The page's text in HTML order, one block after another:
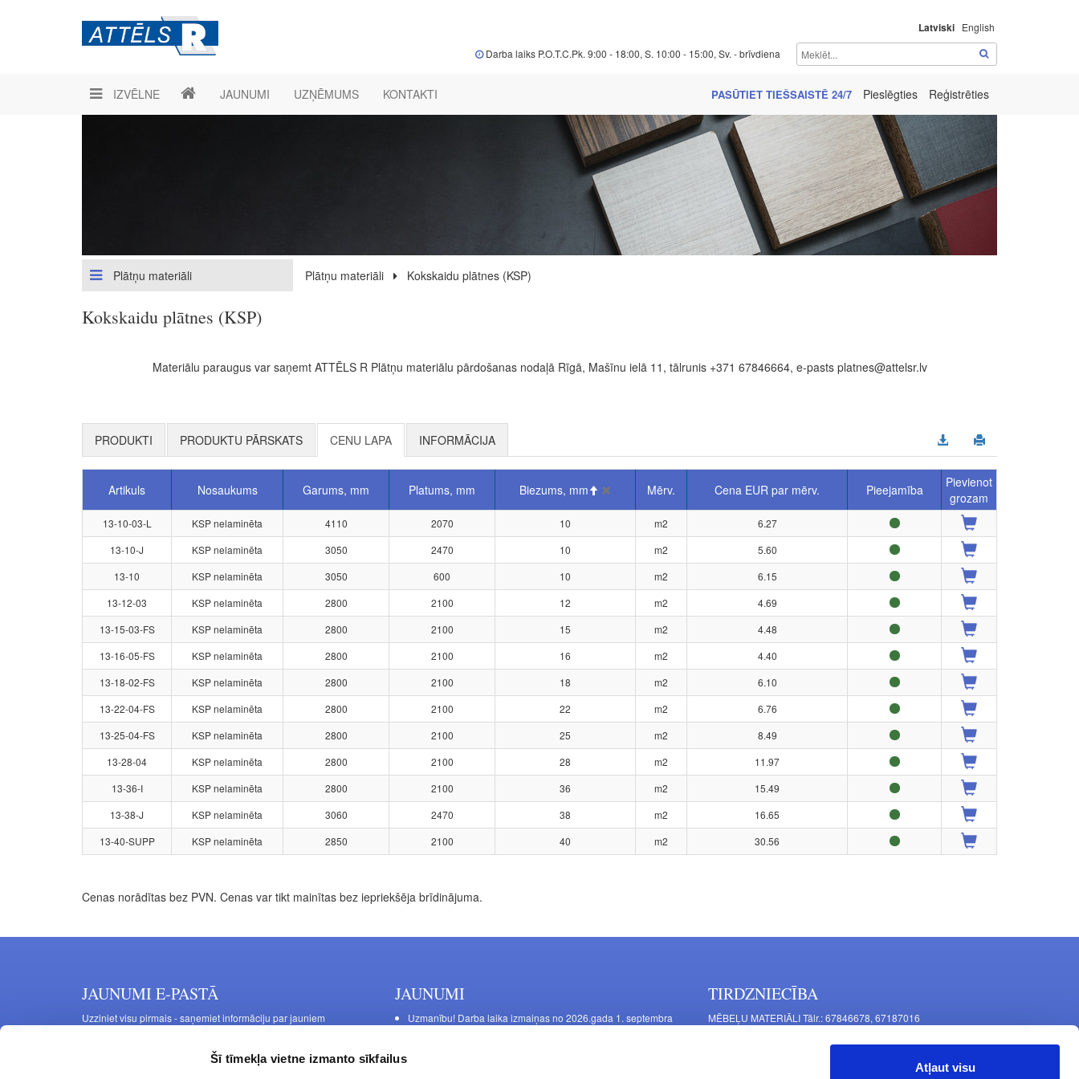
Šī tīmekļa vietne izmanto sīkfailus
Atļaut visu
Latviski English
Darba laiks P.O.T.C.Pk. 9:00 - 18:00, S. 10:00 - 15:00, Sv. - brīvdiena
IZVĒLNE JAUNUMI UZŅĒMUMS KONTAKTI PASŪTIET TIEŠSAISTĒ 24/7 Pieslēgties Reģistrēties
Plātņu materiāli Plātņu materiāli Kokskaidu plātnes (KSP)
Kokskaidu plātnes (KSP)
Materiālu paraugus var saņemt ATTĒLS R Plātņu materiālu pārdošanas nodaļā Rīgā, Mašīnu ielā 11, tālrunis +371 67846664, e-pasts platnes@attelsr.lv
PRODUKTI PRODUKTU PĀRSKATS CENU LAPA INFORMĀCIJA
Artikuls Nosaukums Garums, mm Platums, mm Biezums, mm Mērv. Cena EUR par mērv. Pieejamība
Pievienot
grozam
13-10-03-L KSP nelaminēta 4110 2070 10 m2
6.27
13-10-J
KSP nelaminēta 3050 2470 10 m2
5.60
13-10
KSP nelaminēta 3050 600 10 m2
6.15
13-12-03
KSP nelaminēta 2800 2100 12 m2
4.69
13-15-03-FS
KSP nelaminēta 2800 2100 15 m2
4.48
13-16-05-FS
KSP nelaminēta 2800 2100 16 m2
4.40
13-18-02-FS
KSP nelaminēta 2800 2100 18 m2
6.10
13-22-04-FS
KSP nelaminēta 2800 2100 22 m2
6.76
13-25-04-FS
KSP nelaminēta 2800 2100 25 m2
8.49
13-28-04
KSP nelaminēta 2800 2100 28 m2
11.97
13-36-I
KSP nelaminēta 2800 2100 36 m2
15.49
13-38-J
KSP nelaminēta 3060 2470 38 m2
16.65
13-40-SUPP
KSP nelaminēta 2850 2100 40 m2 30.56
Cenas norādītas bez PVN. Cenas var tikt mainītas bez iepriekšēja brīdinājuma.
JAUNUMI E-PASTĀ
Uzziniet visu pirmais - saņemiet informāciju par jauniem
JAUNUMI
Uzmanību! Darba laika izmaiņas no 2026.gada 1. septembra
TIRDZNIECĪBA
MĒBEĻU MATERIĀLI Tālr.: 67846678, 67187016
Mašīnu iela 11, Rīga, LV-1063, Latvija
FURNITŪRA MĒBELĒM Tālr.: 67846682, 67844884